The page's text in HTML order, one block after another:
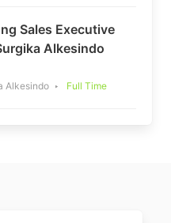
Sales Executive
Alkesindo
Alkesindo Full Time